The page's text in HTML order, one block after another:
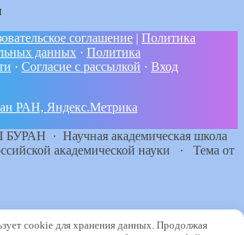
соглашение | Политика
данных · Политика
· Согласие с рассылкой · Вход
· Научная академическая школа
академической науки
· Тема от
cookie для хранения данных. Продолжая